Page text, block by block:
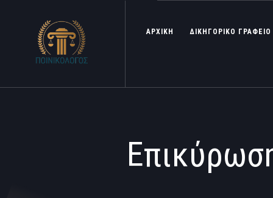
ΑΡΧΙΚΗ ΔΙΚΗΓΟΡΙΚΟ ΓΡΑΦΕΙΟ